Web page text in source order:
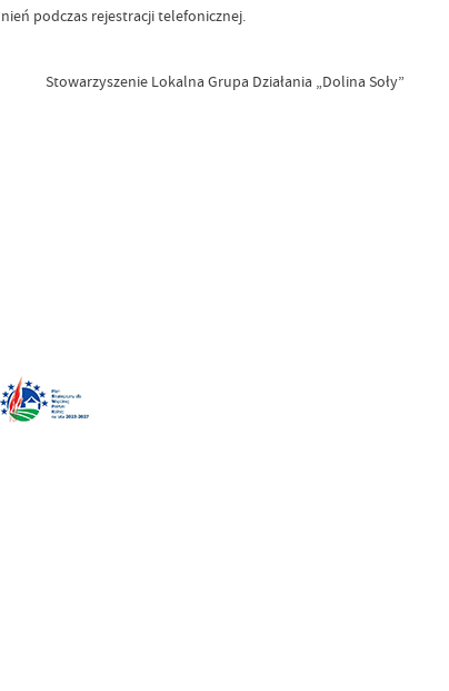
podczas rejestracji telefonicznej.
Stowarzyszenie Lokalna Grupa Działania „Dolina Soły”